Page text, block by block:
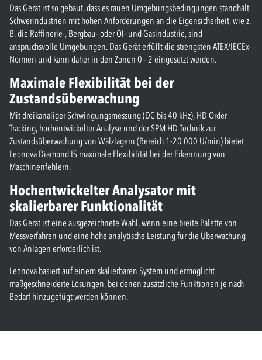
Das Gerät ist so gebaut, dass es rauen Umgebungsbedingungen standhält.
Schwerindustrien mit hohen Anforderungen an die Eigensicherheit, wie z.
B. die Raffinerie-, Bergbau- oder Öl- und Gasindustrie, sind
anspruchsvolle Umgebungen. Das Gerät erfüllt die strengsten ATEX/IECEx-
Normen und kann daher in den Zonen 0 - 2 eingesetzt werden.
Maximale Flexibilität bei der
Zustandsüberwachung
Mit dreikanaliger Schwingungsmessung (DC bis 40 kHz), HD Order
Tracking, hochentwickelter Analyse und der SPM HD Technik zur
Zustandsüberwachung von Wälzlagern (Bereich 1-20 000 U/min) bietet
Leonova Diamond IS maximale Flexibilität bei der Erkennung von
Maschinenfehlern.
Hochentwickelter Analysator mit
skalierbarer Funktionalität
Das Gerät ist eine ausgezeichnete Wahl, wenn eine breite Palette von
Messverfahren und eine hohe analytische Leistung für die Überwachung
von Anlagen erforderlich ist.
Leonova basiert auf einem skalierbaren System und ermöglicht
maßgeschneiderte Lösungen, bei denen zusätzliche Funktionen je nach
Bedarf hinzugefügt werden können.